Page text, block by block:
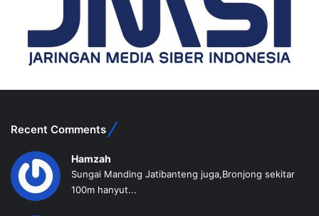
Recent Comments
Hamzah
Sungai Manding Jatibanteng juga,Bronjong sekitar
100m hanyut...